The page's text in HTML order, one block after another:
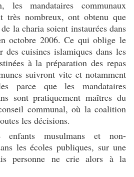
les mandataires communaux
très nombreux, ont obtenu que
la charia soient instaurées dans
octobre 2006. Ce qui oblige le
des cuisines islamiques dans les
à la préparation des repas
suivront vite et notamment
parce que les mandataires
sont pratiquement maîtres du
communal, où la coalition
les décisions.
enfants musulmans et non-
les écoles publiques, sur une
personne ne crie alors à la